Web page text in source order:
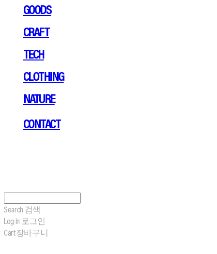
GOODS
CRAFT
TECH
CLOTHING
NATURE
CONTACT
Search 검색
Log In 로그인
Cart장바구니